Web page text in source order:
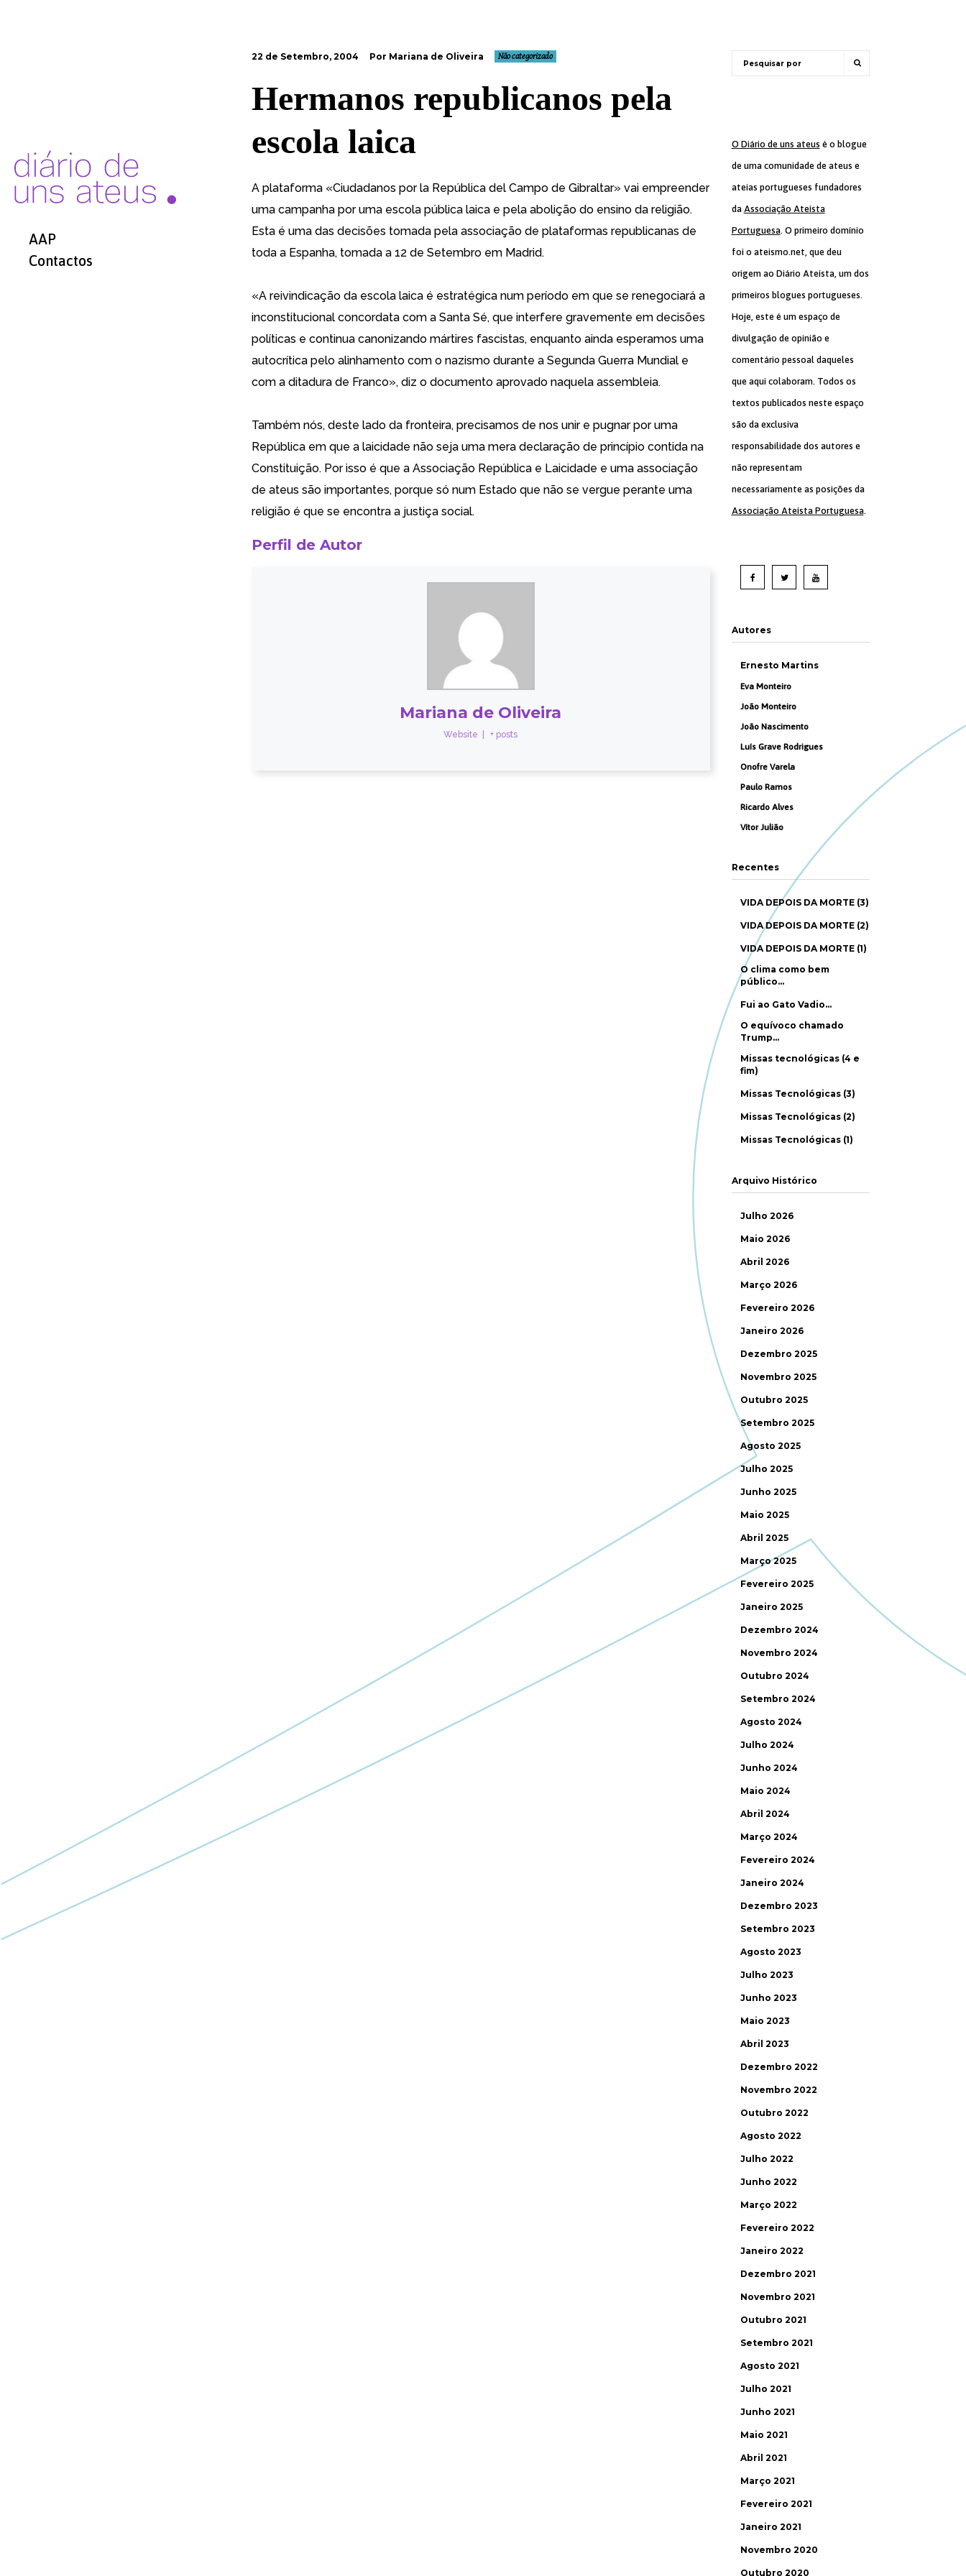
AAP
Contactos
22 de Setembro, 2004 Por Mariana de Oliveira Não categorizado
Hermanos republicanos pela
escola laica
A plataforma «Ciudadanos por la República del Campo de Gibraltar» vai empreender
uma campanha por uma escola pública laica e pela abolição do ensino da religião.
Esta é uma das decisões tomada pela associação de plataformas republicanas de
toda a Espanha, tomada a 12 de Setembro em Madrid.
«A reivindicação da escola laica é estratégica num período em que se renegociará a
inconstitucional concordata com a Santa Sé, que interfere gravemente em decisões
políticas e continua canonizando mártires fascistas, enquanto ainda esperamos uma
autocrítica pelo alinhamento com o nazismo durante a Segunda Guerra Mundial e
com a ditadura de Franco», diz o documento aprovado naquela assembleia.
Também nós, deste lado da fronteira, precisamos de nos unir e pugnar por uma
República em que a laicidade não seja uma mera declaração de princípio contida na
Constituição. Por isso é que a Associação República e Laicidade e uma associação
de ateus são importantes, porque só num Estado que não se vergue perante uma
religião é que se encontra a justiça social.
Perfil de Autor
Mariana de Oliveira
Website + posts
O Diário de uns ateus é o blogue
de uma comunidade de ateus e
ateias portugueses fundadores
da Associação Ateísta
Portuguesa. O primeiro domínio
foi o ateismo.net, que deu
origem ao Diário Ateísta, um dos
primeiros blogues portugueses.
Hoje, este é um espaço de
divulgação de opinião e
comentário pessoal daqueles
que aqui colaboram. Todos os
textos publicados neste espaço
são da exclusiva
responsabilidade dos autores e
não representam
necessariamente as posições da
Associação Ateísta Portuguesa.
Autores
Ernesto Martins
Eva Monteiro
João Monteiro
João Nascimento
Luís Grave Rodrigues
Onofre Varela
Paulo Ramos
Ricardo Alves
Vítor Julião
Recentes
VIDA DEPOIS DA MORTE (3)
VIDA DEPOIS DA MORTE (2)
VIDA DEPOIS DA MORTE (1)
O clima como bem
público…
Fui ao Gato Vadio…
O equívoco chamado
Trump…
Missas tecnológicas (4 e
fim)
Missas Tecnológicas (3)
Missas Tecnológicas (2)
Missas Tecnológicas (1)
Arquivo Histórico
Julho 2026
Maio 2026
Abril 2026
Março 2026
Fevereiro 2026
Janeiro 2026
Dezembro 2025
Novembro 2025
Outubro 2025
Setembro 2025
Agosto 2025
Julho 2025
Junho 2025
Maio 2025
Abril 2025
Março 2025
Fevereiro 2025
Janeiro 2025
Dezembro 2024
Novembro 2024
Outubro 2024
Setembro 2024
Agosto 2024
Julho 2024
Junho 2024
Maio 2024
Abril 2024
Março 2024
Fevereiro 2024
Janeiro 2024
Dezembro 2023
Setembro 2023
Agosto 2023
Julho 2023
Junho 2023
Maio 2023
Abril 2023
Dezembro 2022
Novembro 2022
Outubro 2022
Agosto 2022
Julho 2022
Junho 2022
Março 2022
Fevereiro 2022
Janeiro 2022
Dezembro 2021
Novembro 2021
Outubro 2021
Setembro 2021
Agosto 2021
Julho 2021
Junho 2021
Maio 2021
Abril 2021
Março 2021
Fevereiro 2021
Janeiro 2021
Novembro 2020
Outubro 2020